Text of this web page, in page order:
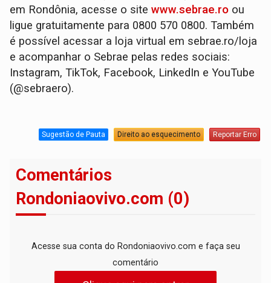
em Rondônia, acesse o site www.sebrae.ro ou
ligue gratuitamente para 0800 570 0800. Também
é possível acessar a loja virtual em sebrae.ro/loja
e acompanhar o Sebrae pelas redes sociais:
Instagram, TikTok, Facebook, LinkedIn e YouTube
(@sebraero).
Sugestão de Pauta Direito ao esquecimento Reportar Erro
Comentários
Rondoniaovivo.com (0)
Acesse sua conta do Rondoniaovivo.com e faça seu
comentário